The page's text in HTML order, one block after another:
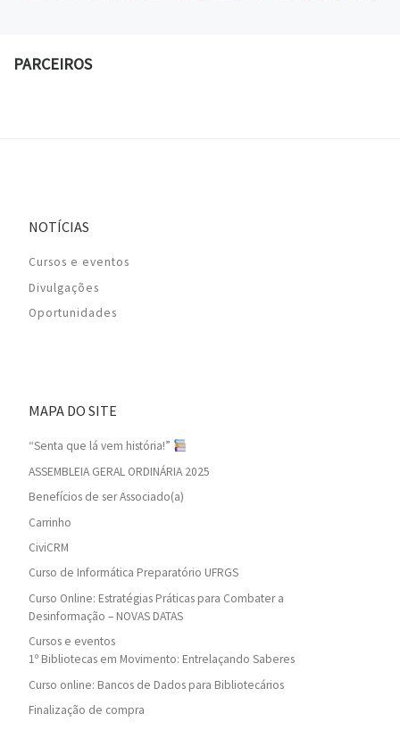
PARCEIROS
NOTÍCIAS
Cursos e eventos
Divulgações
Oportunidades
MAPA DO SITE
“Senta que lá vem história!”
ASSEMBLEIA GERAL ORDINÁRIA 2025
Benefícios de ser Associado(a)
Carrinho
CiviCRM
Curso de Informática Preparatório UFRGS
Curso Online: Estratégias Práticas para Combater a
Desinformação – NOVAS DATAS
Cursos e eventos
1º Bibliotecas em Movimento: Entrelaçando Saberes
Curso online: Bancos de Dados para Bibliotecários
Finalização de compra